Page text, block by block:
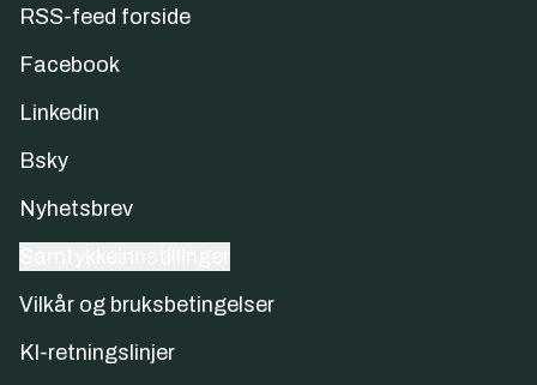
RSS-feed forside
Facebook
Linkedin
Bsky
Nyhetsbrev
Vilkår og bruksbetingelser
KI-retningslinjer